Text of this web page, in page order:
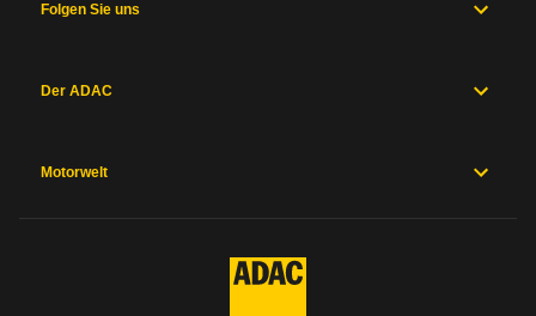
Folgen Sie uns
Der ADAC
Motorwelt